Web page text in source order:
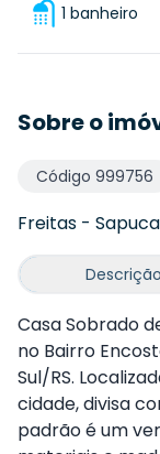
1 banheiro
Sobre o
Código 999756
Freitas -
Descrição
Casa Sobrado
no Bairro
Sul/RS.
cidade, divisa
padrão é um